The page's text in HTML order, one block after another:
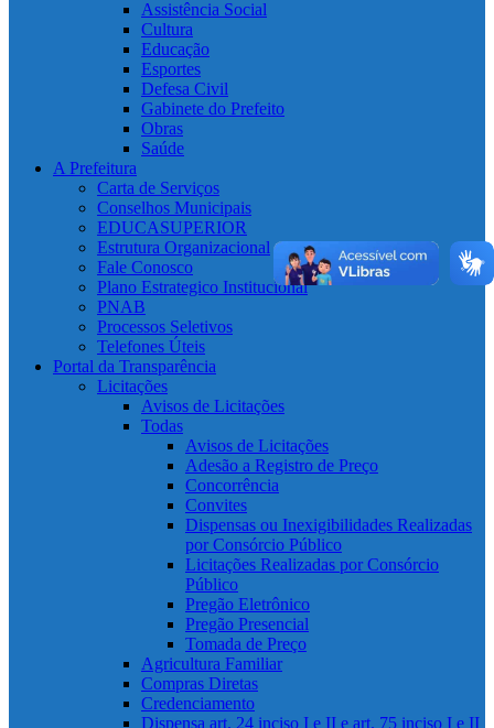
Assistência Social
Cultura
Educação
Esportes
Defesa Civil
Gabinete do Prefeito
Obras
Saúde
A Prefeitura
Carta de Serviços
Conselhos Municipais
EDUCASUPERIOR
Estrutura Organizacional
Fale Conosco
Plano Estrategico Institucional
PNAB
Processos Seletivos
Telefones Úteis
Portal da Transparência
Licitações
Avisos de Licitações
Todas
Avisos de Licitações
Adesão a Registro de Preço
Concorrência
Convites
Dispensas ou Inexigibilidades Realizadas
por Consórcio Público
Licitações Realizadas por Consórcio
Público
Pregão Eletrônico
Pregão Presencial
Tomada de Preço
Agricultura Familiar
Compras Diretas
Credenciamento
Dispensa art. 24 inciso I e II e art. 75 inciso I e II